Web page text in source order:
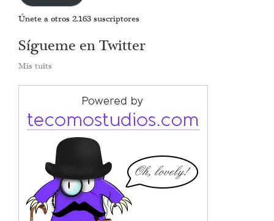
Únete a otros 2.163 suscriptores
Sígueme en Twitter
Mis tuits